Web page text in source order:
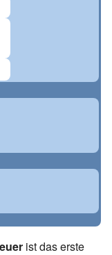
ist das erste